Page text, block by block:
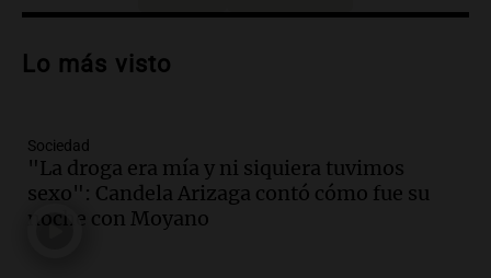
Audio.Debate en el Senado sobre
la soberanía digital en Argentina
Audio.
Mendoza se prepara para un fin
de semana helado y ciudadanos
marchan contra reforma de tierras
Panorama Federal
Lo más visto
Sociedad
"La droga era mía y ni siquiera tuvimos
sexo": Candela Arizaga contó cómo fue su
noche con Moyano